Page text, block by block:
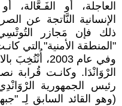
العاجلة، أو الفَـعَّالة،
الإنسانية النَّاتجة عن
ذلك فإن مَجازر
"المنطقة الأمنية" التي
وفي عام 2003،
(وهو القائد السابق لِـ